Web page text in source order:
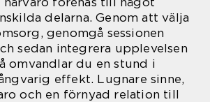
delarna. Genom att välja
genomgå sessionen
sedan integrera upplevelsen
omvandlar du en stund i
effekt. Lugnare sinne,
och en förnyad relation till